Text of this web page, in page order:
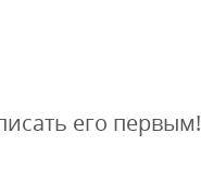
его первым!